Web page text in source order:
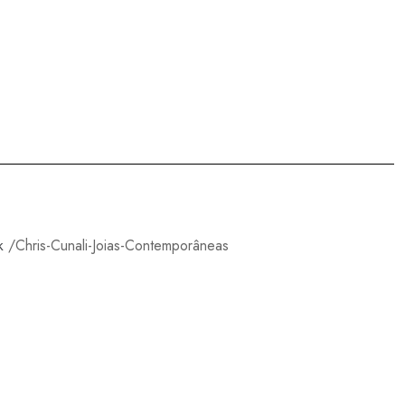
/Chris-Cunali-Joias-Contemporâneas